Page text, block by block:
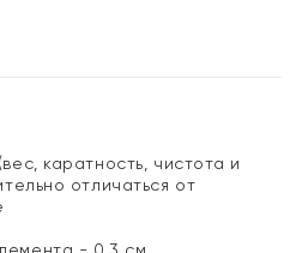
каратность, чистота и
отличаться от